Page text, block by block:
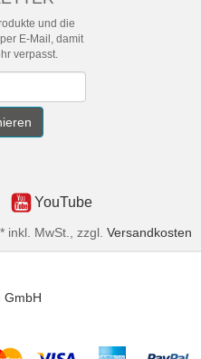
und die
E-Mail, damit
verpasst.
YouTube
* inkl. MwSt., zzgl. Versandkosten